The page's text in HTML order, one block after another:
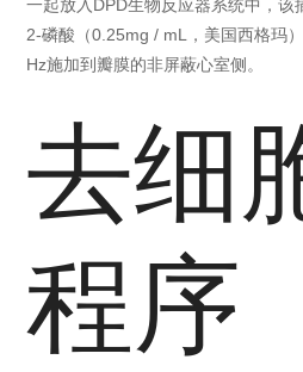
一起放入DPD生物反应器系统中，该
2-磷酸（0.25mg / mL，美国西格玛
Hz施加到瓣膜的非屏蔽心室侧。
去细
程序